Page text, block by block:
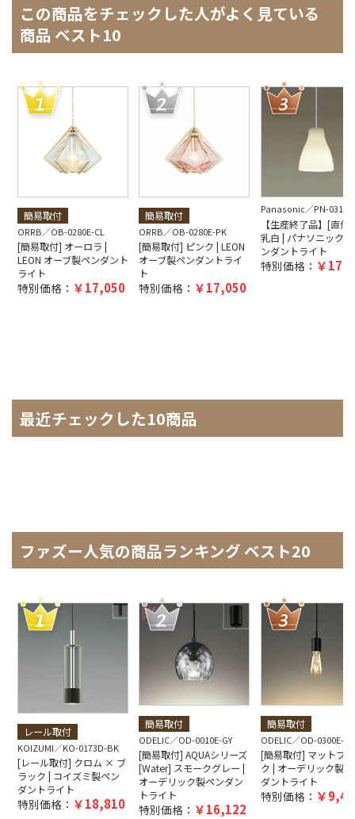
この商品をチェックした人がよく見ている
商品 ベスト10
簡易取付
ORRB OB-0280E-CL
[簡易取付] オーロラ |
LEON オーブ製ペンダント
ライト
特別価格： 17,050
簡易取付
ORRB OB-0280E-PK
[簡易取付] ピンク | LEON
オーブ製ペンダントライ
ト
特別価格： 17,050
Panasonic PN-
【生産終了品】[直付
乳白 | パナソニック
ンダントライト
特別価格：
最近チェックした10商品
ファズー人気の商品ランキング ベスト20
レール取付
KOIZUMI KO-0173D-BK
[レール取付] クロム × ブ
ラック | コイズミ製ペン
ダントライト
特別価格： 18,810
簡易取付
ODELIC OD-0010E-GY
[簡易取付] AQUAシリーズ
[Water] スモークグレー |
オーデリック製ペンダン
トライト
特別価格： 16,122
簡易取付
ODELIC OD-0300E-BK
[簡易取付] マットブ
ク | オーデリック製
ダントライト
特別価格：